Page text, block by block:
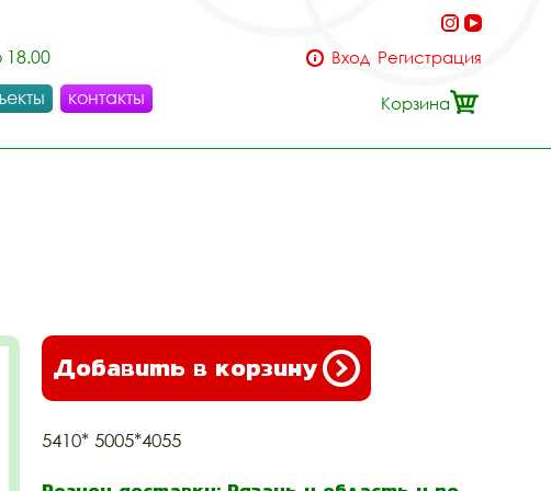
18.00
контакты
Вход Регистрация
Корзина
Добавить в корзину
5410* 5005*4055